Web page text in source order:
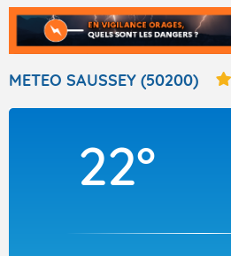
TOUS LES
METEO SAUSSEY (50200)
22°